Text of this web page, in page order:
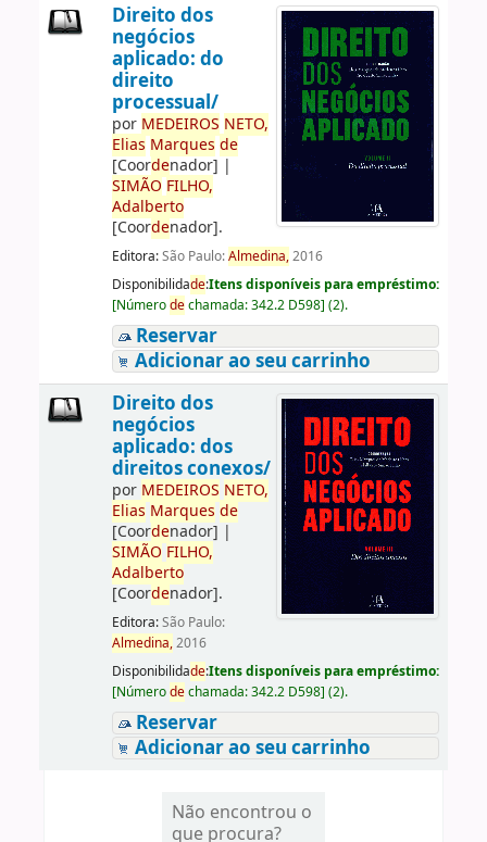
Direito dos
negócios
aplicado: do
direito
processual/
por MEDEIROS NETO,
Elias Marques de
[Coordenador] |
SIMÃO FILHO,
Adalberto
[Coordenador].
Editora:São Paulo:Almedina,2016
Disponibilidade:Itens disponíveis para empréstimo:
[Númerodechamada:342.2 D598] (2).
Reservar
Adicionar ao seu carrinho
Direito dos
negócios
aplicado: dos
direitos conexos/
por MEDEIROS NETO,
Elias Marques de
[Coordenador] |
SIMÃO FILHO,
Adalberto
[Coordenador].
Editora:São Paulo:
Almedina,2016
Disponibilidade:Itens disponíveis para empréstimo:
[Númerodechamada:342.2 D598] (2).
Reservar
Adicionar ao seu carrinho
Não encontrou o
que procura?